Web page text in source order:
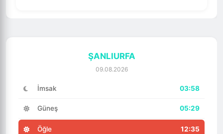
ŞANLIURFA
09.08.2026
İmsak 03:58
Güneş 05:29
Öğle 12:35